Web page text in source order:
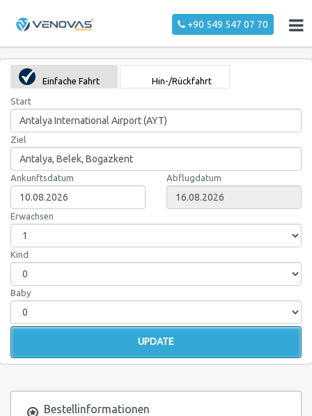
+90 549 547 07 70
Einfache Fahrt Hin-/Rückfahrt
Start
Ziel
Ankunftsdatum Abflugdatum
Erwachsen
Kind
Baby
Bestellinformationen